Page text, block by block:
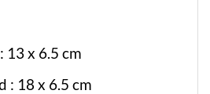
13 x 6.5 cm
: 18 x 6.5 cm